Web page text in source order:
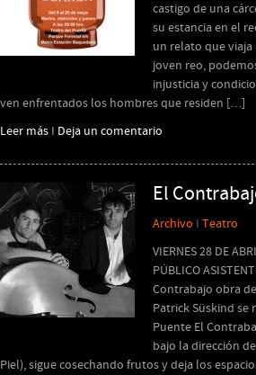
castigo de una
su estancia en el
un relato que
joven reo,
injusticia y
ven enfrentados los hombres que residen […]
Leer más I Deja un comentario
El
Archivo I Teatro
VIERNES 28 DE
PÚBLICO
Contrabajo obra
Patrick Süskind se
Puente El
bajo la dirección
Piel), sigue cosechando frutos y deja los